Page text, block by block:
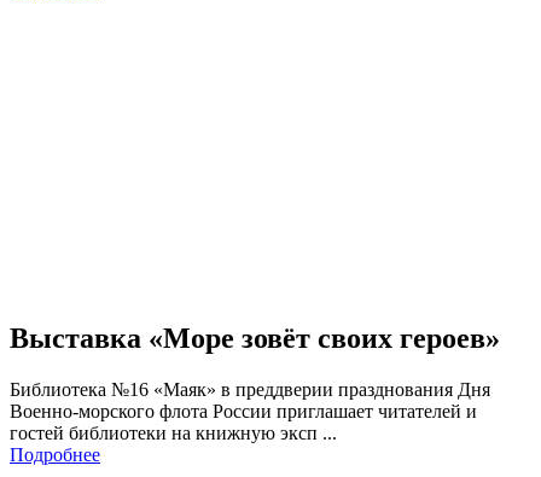
Выставка «Море зовёт своих героев»
Библиотека №16 «Маяк» в преддверии празднования Дня
Военно-морского флота России приглашает читателей и
гостей библиотеки на книжную эксп ...
Подробнее